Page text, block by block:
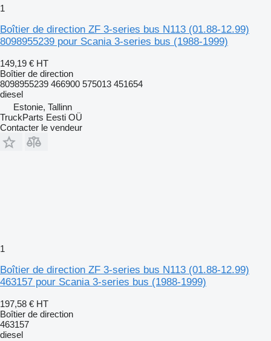
1
Boîtier de direction ZF 3-series bus N113 (01.88-12.99)
8098955239 pour Scania 3-series bus (1988-1999)
149,19 € HT
Boîtier de direction
8098955239 466900 575013 451654
diesel
Estonie, Tallinn
TruckParts Eesti OÜ
Contacter le vendeur
1
Boîtier de direction ZF 3-series bus N113 (01.88-12.99)
463157 pour Scania 3-series bus (1988-1999)
197,58 € HT
Boîtier de direction
463157
diesel